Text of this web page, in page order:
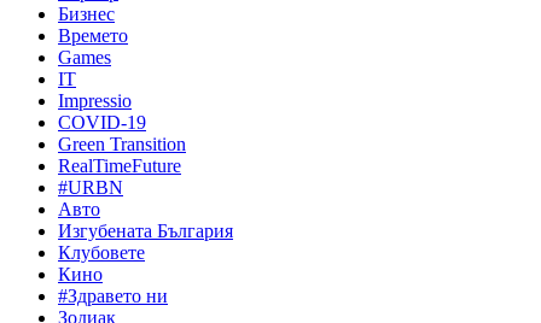
Бизнес
Времето
Games
IT
Impressio
COVID-19
Green Transition
RealTimeFuture
#URBN
Авто
Изгубената България
Клубовете
Кино
#Здравето ни
Зодиак